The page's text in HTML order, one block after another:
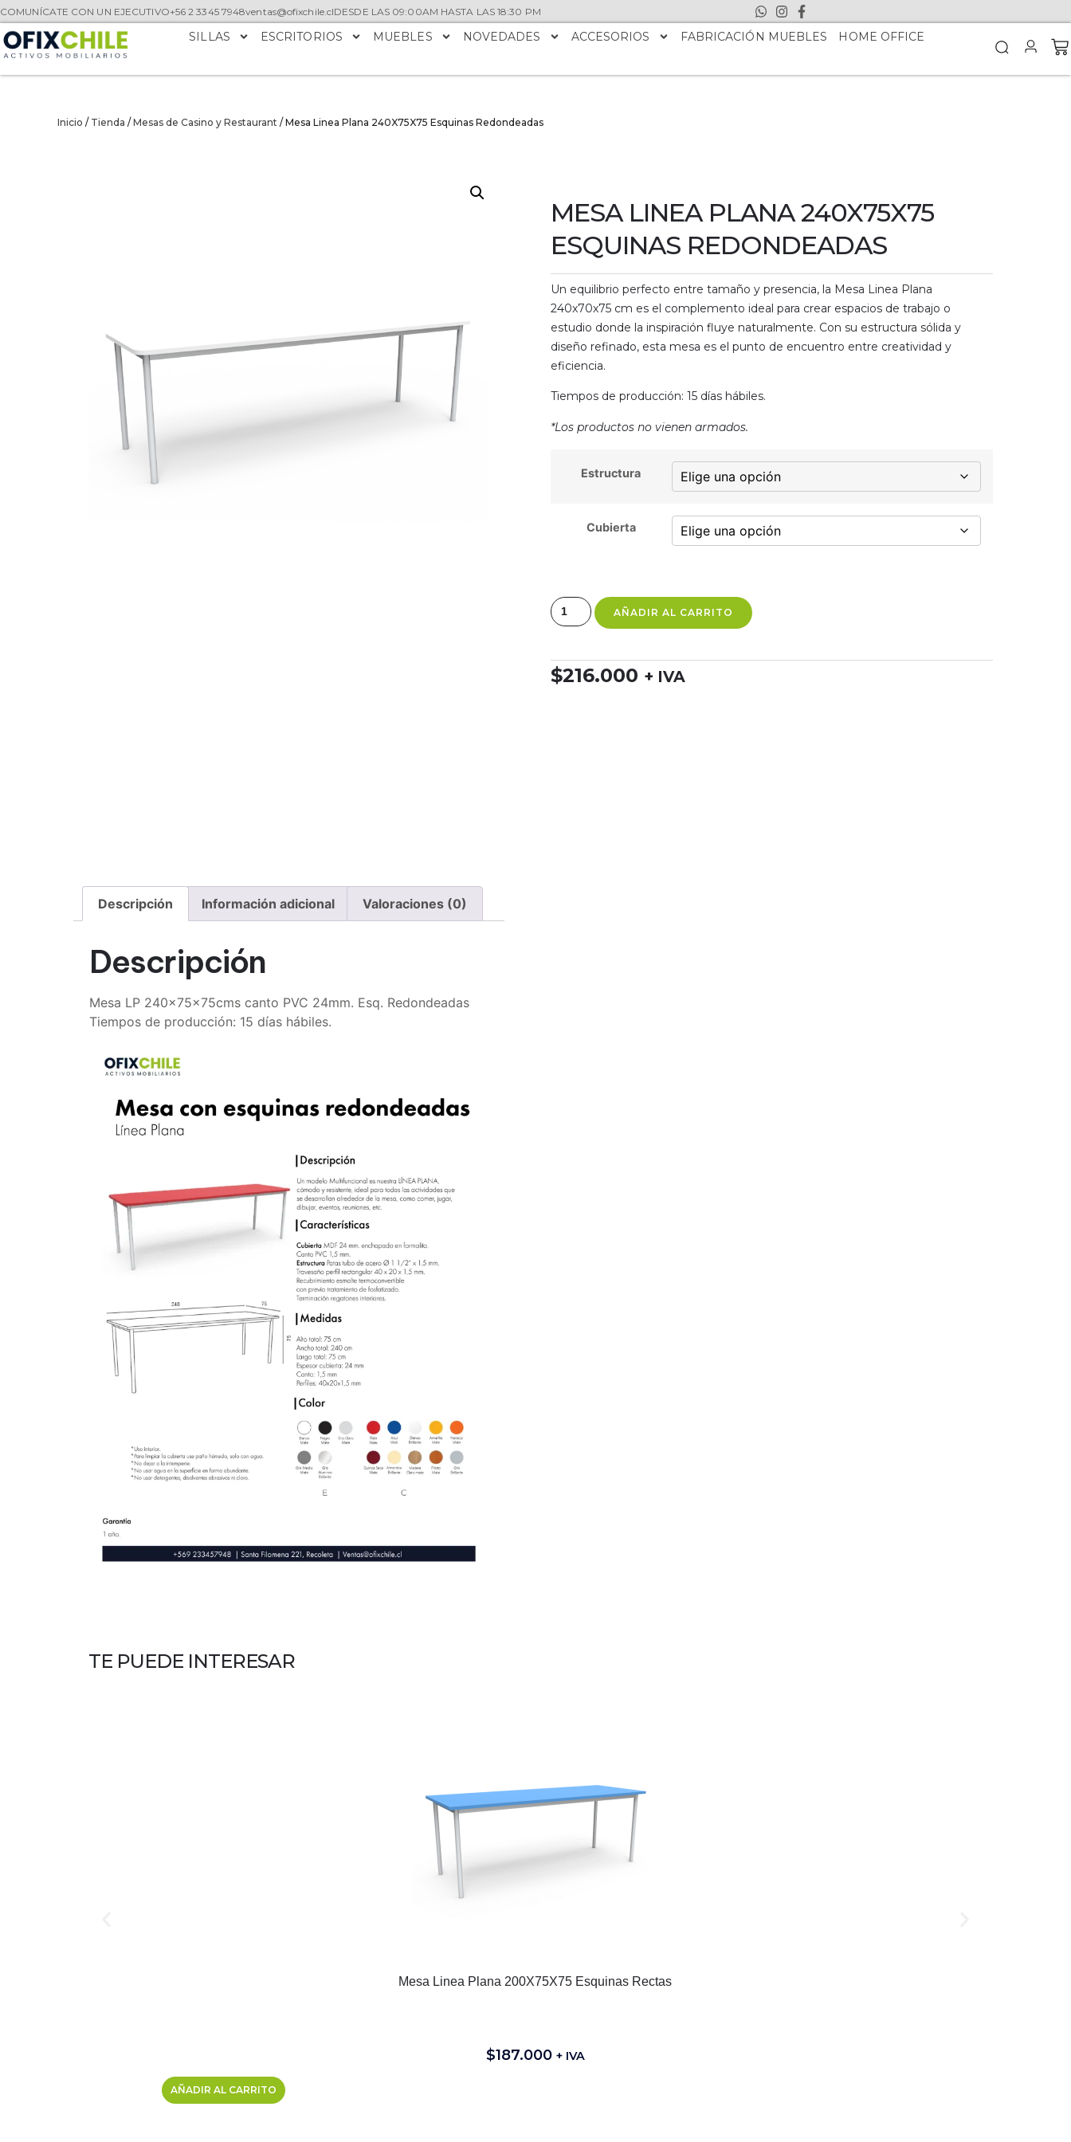
COMUNÍCATE CON UN EJECUTIVO+56 2 3345 7948ventas@ofixchile.clDESDE LAS 09:00AM HASTA LAS 18:30 PM
SILLAS ESCRITORIOS MUEBLES NOVEDADES ACCESORIOS FABRICACIÓN MUEBLES HOME OFFICE
Inicio / Tienda / Mesas de Casino y Restaurant / Mesa Linea Plana 240X75X75 Esquinas Redondeadas
Descripción Información adicional Valoraciones (0)
Descripción
Mesa LP 240x75x75cms canto PVC 24mm. Esq. Redondeadas
Tiempos de producción: 15 días hábiles.
MESA LINEA PLANA 240X75X75
ESQUINAS REDONDEADAS
Un equilibrio perfecto entre tamaño y presencia, la Mesa Linea Plana
240x70x75 cm es el complemento ideal para crear espacios de trabajo o
estudio donde la inspiración fluye naturalmente. Con su estructura sólida y
diseño refinado, esta mesa es el punto de encuentro entre creatividad y
eficiencia.
Tiempos de producción: 15 días hábiles.
*Los productos no vienen armados.
Estructura
Cubierta
AÑADIR AL CARRITO
$216.000 + IVA
TE PUEDE INTERESAR
Mesa Linea Plana 200X75X75 Esquinas Rectas
$187.000 + IVA
AÑADIR AL CARRITO